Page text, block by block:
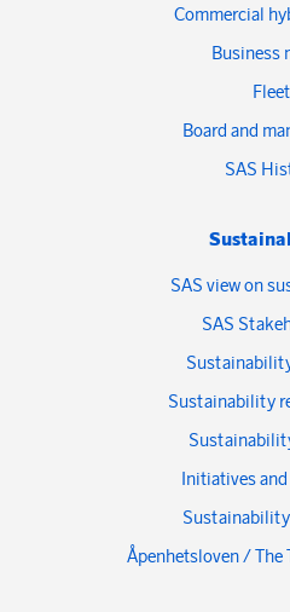
Commercial
Business
Fleet
Board and
SAS
SAS view on
SAS
Sustainability
Initiatives
Åpenhetsloven / The